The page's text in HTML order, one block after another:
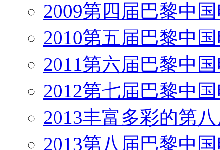
2009第四届巴黎中
2010第五届巴黎中
2011第六届巴黎中
2012第七届巴黎中
2013丰富多彩的第
2013第八届巴黎中